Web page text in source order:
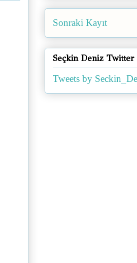
Sonraki Kayıt
Seçkin Deniz Twitter
Tweets by